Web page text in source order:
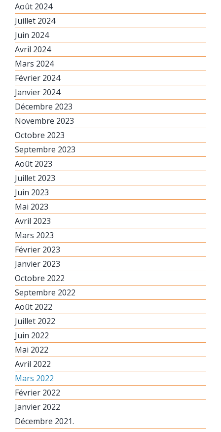
Août 2024
Juillet 2024
Juin 2024
Avril 2024
Mars 2024
Février 2024
Janvier 2024
Décembre 2023
Novembre 2023
Octobre 2023
Septembre 2023
Août 2023
Juillet 2023
Juin 2023
Mai 2023
Avril 2023
Mars 2023
Février 2023
Janvier 2023
Octobre 2022
Septembre 2022
Août 2022
Juillet 2022
Juin 2022
Mai 2022
Avril 2022
Mars 2022
Février 2022
Janvier 2022
Décembre 2021.